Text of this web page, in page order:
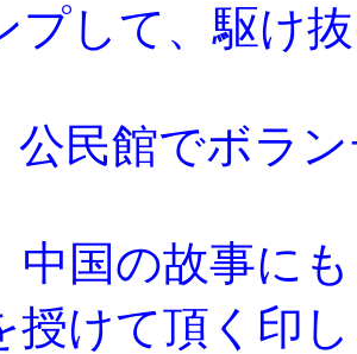
プして、駆け
民館でボラン
中国の故事に
授けて頂く印